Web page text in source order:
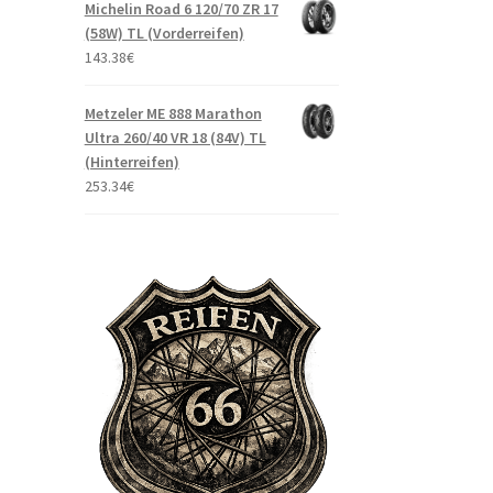
Michelin Road 6 120/70 ZR 17
(58W) TL (Vorderreifen)
143.38€
Metzeler ME 888 Marathon
Ultra 260/40 VR 18 (84V) TL
(Hinterreifen)
253.34€